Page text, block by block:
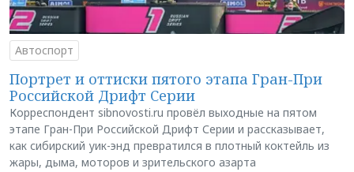
Автоспорт
Портрет и оттиски пятого этапа Гран-При
Российской Дрифт Серии
Корреспондент sibnovosti.ru провёл выходные на пятом
этапе Гран-При Российской Дрифт Серии и рассказывает,
как сибирский уик-энд превратился в плотный коктейль из
жары, дыма, моторов и зрительского азарта